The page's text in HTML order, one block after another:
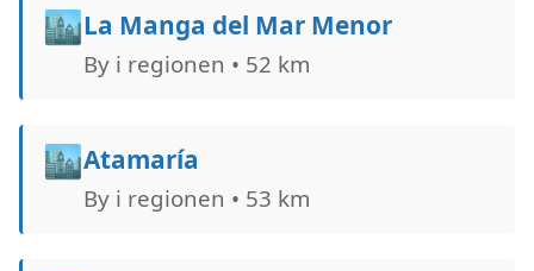
🏙️La Manga del Mar Menor
By i regionen • 52 km
🏙️Atamaría
By i regionen • 53 km